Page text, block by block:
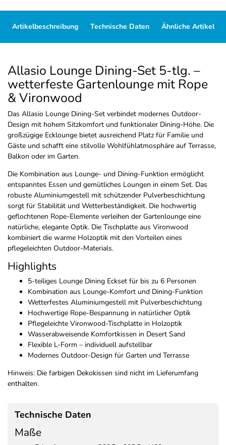
Artikelbeschreibung Technische Daten Ähnliche Artikel
Allasio Lounge Dining-Set 5-tlg. –
wetterfeste Gartenlounge mit Rope
& Vironwood
Das Allasio Lounge Dining-Set verbindet modernes Outdoor-
Design mit hohem Sitzkomfort und funktionaler Dining-Höhe. Die
großzügige Ecklounge bietet ausreichend Platz für Familie und
Gäste und schafft eine stilvolle Wohlfühlatmosphäre auf Terrasse,
Balkon oder im Garten.
Die Kombination aus Lounge- und Dining-Funktion ermöglicht
entspanntes Essen und gemütliches Loungen in einem Set. Das
robuste Aluminiumgestell mit schützender Pulverbeschichtung
sorgt für Stabilität und Wetterbeständigkeit. Die hochwertig
geflochtenen Rope-Elemente verleihen der Gartenlounge eine
natürliche, elegante Optik. Die Tischplatte aus Vironwood
kombiniert die warme Holzoptik mit den Vorteilen eines
pflegeleichten Outdoor-Materials.
Highlights
5-teiliges Lounge Dining Eckset für bis zu 6 Personen
Kombination aus Lounge-Komfort und Dining-Funktion
Wetterfestes Aluminiumgestell mit Pulverbeschichtung
Hochwertige Rope-Bespannung in natürlicher Optik
Pflegeleichte Vironwood-Tischplatte in Holzoptik
Wasserabweisende Komfortkissen in Desert Sand
Flexible L-Form – individuell aufstellbar
Modernes Outdoor-Design für Garten und Terrasse
Hinweis: Die farbigen Dekokissen sind nicht im Lieferumfang
enthalten.
Technische Daten
Maße